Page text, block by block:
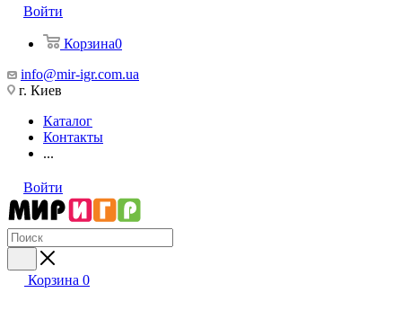
Войти
Корзина0
info@mir-igr.com.ua
г. Киев
Каталог
Контакты
...
Войти
Корзина 0